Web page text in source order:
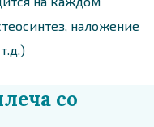
наложение
со